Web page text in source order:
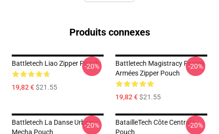
Produits connexes
Battletech Liao Zipper Pouch
19,82 €$21.55
-20%
Battletech Magistracy Forces
Armées Zipper Pouch
19,82 €$21.55
-20%
Battletech La Danse Urbaine
Mecha Pouch
-20%
BatailleTech Côte Centrale
Pouch
-20%